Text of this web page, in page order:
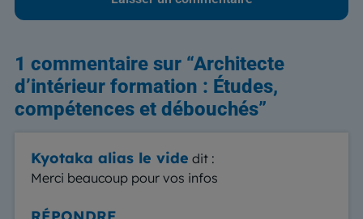
1 commentaire sur “Architecte
d’intérieur formation : Études,
compétences et débouchés”
Kyotaka alias le vide dit :
Merci beaucoup pour vos infos